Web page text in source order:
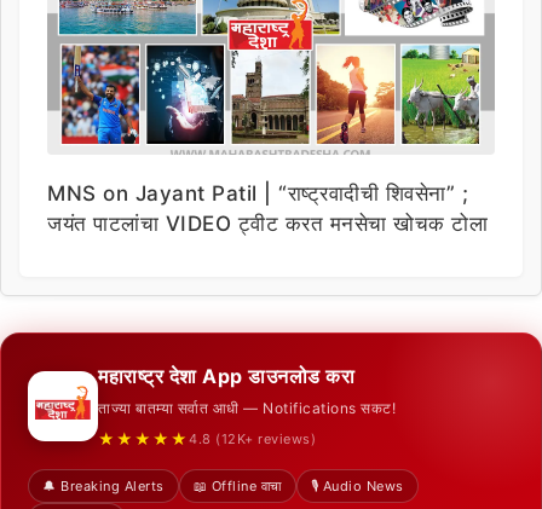
MNS on Jayant Patil | “राष्ट्रवादीची शिवसेना” ;
जयंत पाटलांचा VIDEO ट्वीट करत मनसेचा खोचक टोला
महाराष्ट्र देशा App डाउनलोड करा
ताज्या बातम्या सर्वात आधी — Notifications सकट!
★★★★★ 4.8 (12K+ reviews)
🔔 Breaking Alerts 📖 Offline वाचा
🎙️ Audio News